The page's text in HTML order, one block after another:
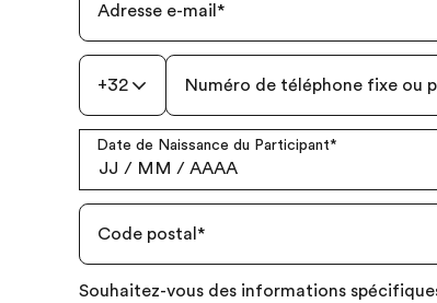
Adresse e-mail *
+32 Numéro de téléphone fixe ou
Date de Naissance du Participant*
JJ / MM / AAAA
Code postal *
Souhaitez-vous des informations